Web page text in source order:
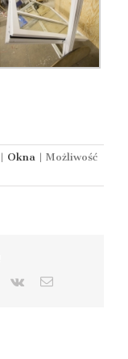
| Okna | Możliwość